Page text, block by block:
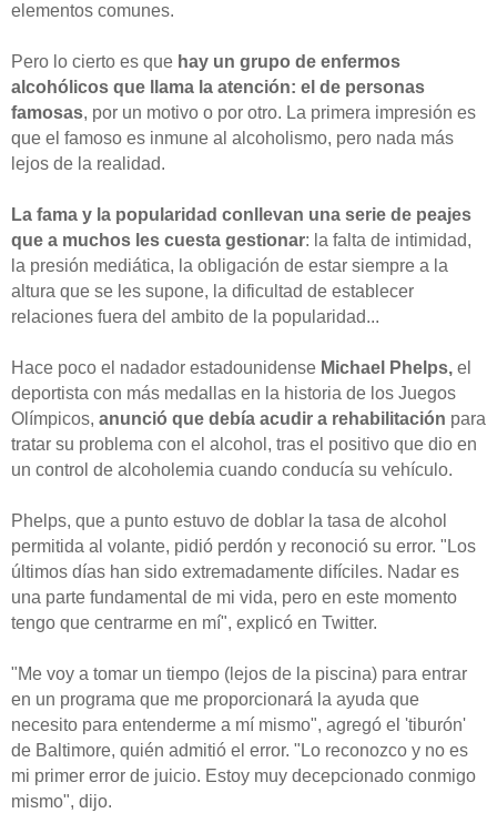
elementos comunes.
Pero lo cierto es que hay un grupo de enfermos
alcohólicos que llama la atención: el de personas
famosas, por un motivo o por otro. La primera impresión es
que el famoso es inmune al alcoholismo, pero nada más
lejos de la realidad.
La fama y la popularidad conllevan una serie de peajes
que a muchos les cuesta gestionar: la falta de intimidad,
la presión mediática, la obligación de estar siempre a la
altura que se les supone, la dificultad de establecer
relaciones fuera del ambito de la popularidad...
Hace poco el nadador estadounidense Michael Phelps, el
deportista con más medallas en la historia de los Juegos
Olímpicos, anunció que debía acudir a rehabilitación para
tratar su problema con el alcohol, tras el positivo que dio en
un control de alcoholemia cuando conducía su vehículo.
Phelps, que a punto estuvo de doblar la tasa de alcohol
permitida al volante, pidió perdón y reconoció su error. "Los
últimos días han sido extremadamente difíciles. Nadar es
una parte fundamental de mi vida, pero en este momento
tengo que centrarme en mí", explicó en Twitter.
"Me voy a tomar un tiempo (lejos de la piscina) para entrar
en un programa que me proporcionará la ayuda que
necesito para entenderme a mí mismo", agregó el 'tiburón'
de Baltimore, quién admitió el error. "Lo reconozco y no es
mi primer error de juicio. Estoy muy decepcionado conmigo
mismo", dijo.